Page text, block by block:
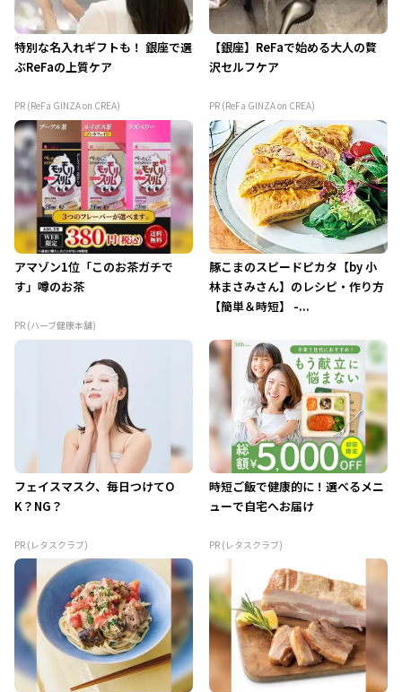
特別な名入れギフトも！ 銀座で選
ぶReFaの上質ケア
PR (ReFa GINZA on CREA)
【銀座】ReFaで始める大人の贅
沢セルフケア
PR (ReFa GINZA on CREA)
アマゾン1位「このお茶ガチで
す」噂のお茶
PR (ハーブ健康本舗)
豚こまのスピードピカタ【by 小
林まさみさん】のレシピ・作り方
【簡単＆時短】 -...
フェイスマスク、毎日つけてO
K？NG？
PR (レタスクラブ)
時短ご飯で健康的に！選べるメニ
ューで自宅へお届け
PR (レタスクラブ)